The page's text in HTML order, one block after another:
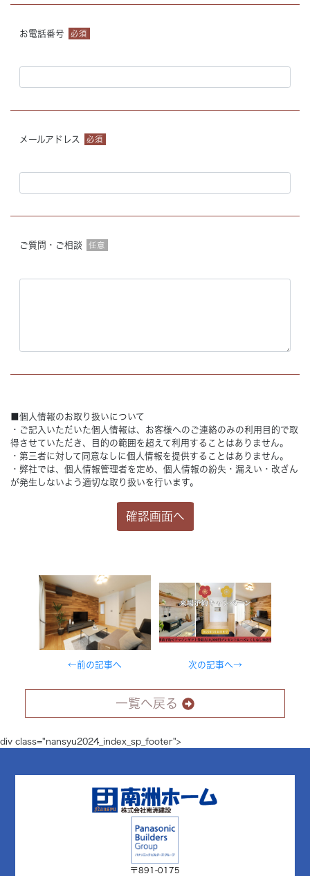
お電話番号 必須
メールアドレス 必須
ご質問・ご相談 任意
■個人情報のお取り扱いについて
・ご記入いただいた個人情報は、お客様へのご連絡のみの利用目的で取
得させていただき、目的の範囲を超えて利用することはありません。
・第三者に対して同意なしに個人情報を提供することはありません。
・弊社では、個人情報管理者を定め、個人情報の紛失・漏えい・改ざん
が発生しないよう適切な取り扱いを行います。
←前の記事へ 次の記事へ→
一覧へ戻る
div class="nansyu2024_index_sp_footer">
〒891-0175